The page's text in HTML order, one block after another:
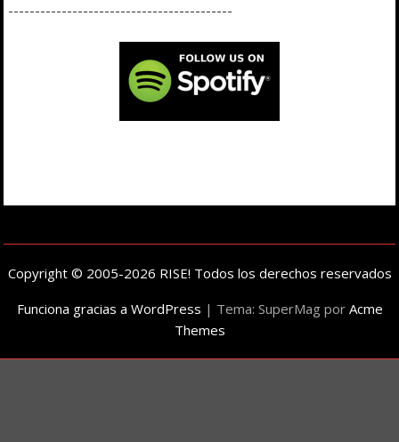
------------------------------------------
Copyright © 2005-2026 RISE! Todos los derechos reservados
Funciona gracias a WordPress | Tema: SuperMag por Acme
Themes